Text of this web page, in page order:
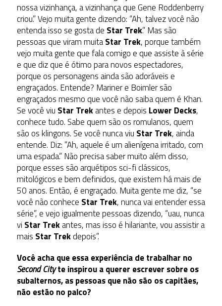
nossa vizinhança, a vizinhança que Gene Roddenberry
criou.” Vejo muita gente dizendo: “Ah, talvez você não
entenda isso se gosta de Star Trek.” Mas são
pessoas que viram muitaStar Trek, porque também
vejo muita gente que fala comigo e que assiste à série
e que diz que é ótimo para novos espectadores,
porque os personagens ainda são adoráveis e
engraçados. Entende? Mariner e Boimler são
engraçados mesmo que você não saiba quem é Khan.
Se você viu Star Trekantes e depois Lower Decks,
conhece tudo. Sabe quem são os romulanos, quem
são os klingons. Se você nunca viu Star Trek, ainda
entende. Diz: “Ah, aquele é um alienígena irritado, com
uma espada.” Não precisa saber muito além disso,
porque esses são arquétipos sci-fi clássicos,
mitológicos e bem definidos, que existem há mais de
50 anos. Então, é engraçado. Muita gente me diz, “se
você não conhece Star Trek, nunca vai entender essa
série”, e vejo igualmente pessoas dizendo, “uau, nunca
vi Star Trekantes, mas isso é hilariante, vou assistir a
mais Star Trekdepois”.
Você acha que essa experiência de trabalhar no
Second Cityte inspirou a querer escrever sobre os
subalternos, as pessoas que não são os capitães,
não estão no palco?